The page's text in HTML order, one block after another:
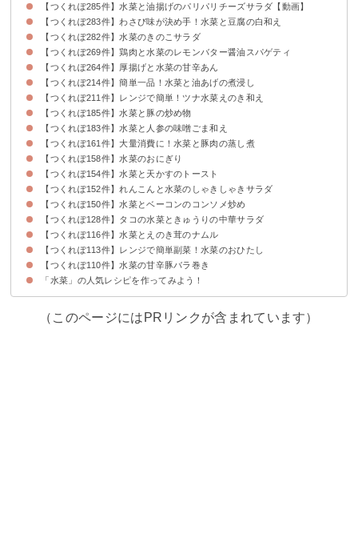
【つくれぽ285件】水菜と油揚げのパリパリチーズサラダ【動画】
【つくれぽ283件】わさび味が決め手！水菜と豆腐の白和え
【つくれぽ282件】水菜のきのこサラダ
【つくれぽ269件】鶏肉と水菜のレモンバター醤油スパゲティ
【つくれぽ264件】厚揚げと水菜の甘辛あん
【つくれぽ214件】簡単一品！水菜と油あげの煮浸し
【つくれぽ211件】レンジで簡単！ツナ水菜えのき和え
【つくれぽ185件】水菜と豚の炒め物
【つくれぽ183件】水菜と人参の味噌ごま和え
【つくれぽ161件】大量消費に！水菜と豚肉の蒸し煮
【つくれぽ158件】水菜のおにぎり
【つくれぽ154件】水菜と天かすのトースト
【つくれぽ152件】れんこんと水菜のしゃきしゃきサラダ
【つくれぽ150件】水菜とベーコンのコンソメ炒め
【つくれぽ128件】タコの水菜ときゅうりの中華サラダ
【つくれぽ116件】水菜とえのき茸のナムル
【つくれぽ113件】レンジで簡単副菜！水菜のおひたし
【つくれぽ110件】水菜の甘辛豚バラ巻き
「水菜」の人気レシピを作ってみよう！
（このページにはPRリンクが含まれています）